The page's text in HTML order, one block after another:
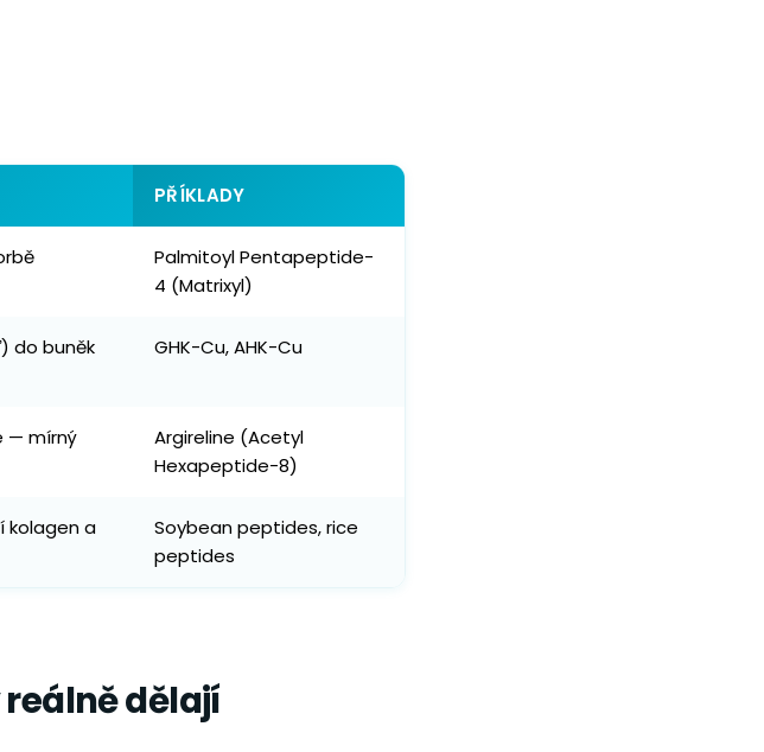
PŘÍKLADY
Palmitoyl Pentapeptide-
4 (Matrixyl)
do buněk
GHK-Cu, AHK-Cu
— mírný
Argireline (Acetyl
Hexapeptide-8)
kolagen a
Soybean peptides, rice
peptides
dělají